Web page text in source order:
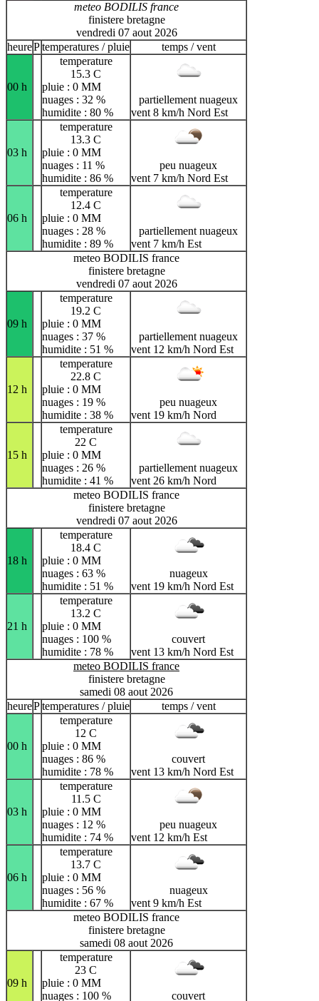
meteo BODILIS france
finistere bretagne
vendredi 07 aout 2026
heurePtemperatures / pluie temps / vent
00 h
temperature
15.3 C
pluie : 0 MM
nuages : 32 %
humidite : 80 %
partiellement nuageux
vent 8 km/h Nord Est
03 h
temperature
13.3 C
pluie : 0 MM
nuages : 11 %
humidite : 86 %
peu nuageux
vent 7 km/h Nord Est
06 h
temperature
12.4 C
pluie : 0 MM
nuages : 28 %
humidite : 89 %
partiellement nuageux
vent 7 km/h Est
meteo BODILIS france
finistere bretagne
vendredi 07 aout 2026
09 h
temperature
19.2 C
pluie : 0 MM
nuages : 37 %
humidite : 51 %
partiellement nuageux
vent 12 km/h Nord Est
12 h
temperature
22.8 C
pluie : 0 MM
nuages : 19 %
humidite : 38 %
peu nuageux
vent 19 km/h Nord
15 h
temperature
22 C
pluie : 0 MM
nuages : 26 %
humidite : 41 %
partiellement nuageux
vent 26 km/h Nord
meteo BODILIS france
finistere bretagne
vendredi 07 aout 2026
18 h
temperature
18.4 C
pluie : 0 MM
nuages : 63 %
humidite : 51 %
nuageux
vent 19 km/h Nord Est
21 h
temperature
13.2 C
pluie : 0 MM
nuages : 100 %
humidite : 78 %
couvert
vent 13 km/h Nord Est
meteo BODILIS france
finistere bretagne
samedi 08 aout 2026
heurePtemperatures / pluie temps / vent
00 h
temperature
12 C
pluie : 0 MM
nuages : 86 %
humidite : 78 %
couvert
vent 13 km/h Nord Est
03 h
temperature
11.5 C
pluie : 0 MM
nuages : 12 %
humidite : 74 %
peu nuageux
vent 12 km/h Est
06 h
temperature
13.7 C
pluie : 0 MM
nuages : 56 %
humidite : 67 %
nuageux
vent 9 km/h Est
meteo BODILIS france
finistere bretagne
samedi 08 aout 2026
09 h
temperature
23 C
pluie : 0 MM
nuages : 100 %
couvert